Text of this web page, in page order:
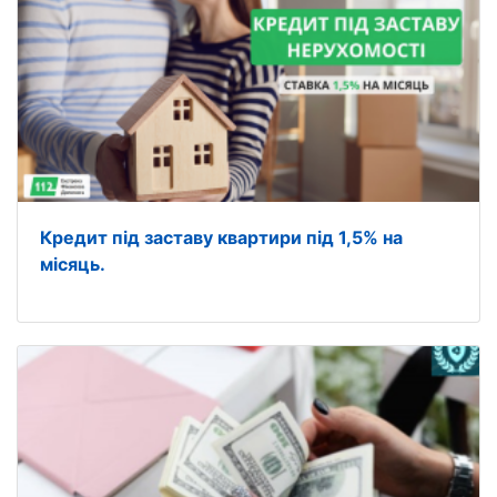
Кредит під заставу квартири під 1,5% на
місяць.